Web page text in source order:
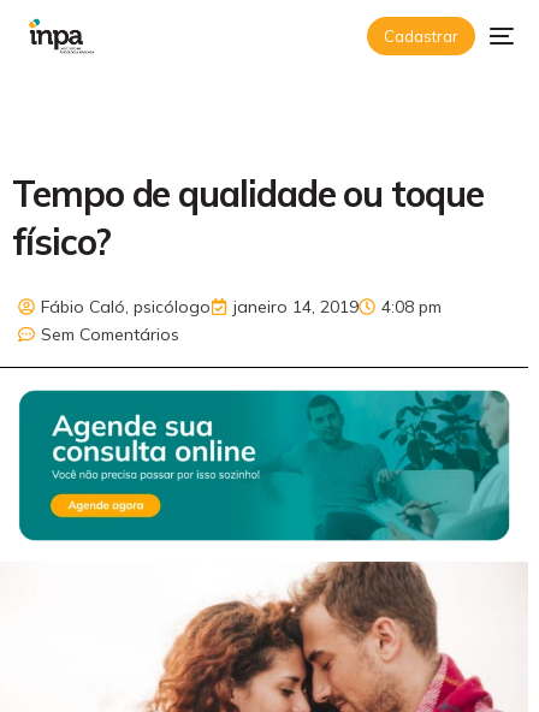
Cadastrar
Tempo de qualidade ou toque
físico?
Fábio Caló, psicólogo janeiro 14, 2019
4:08 pm
Sem Comentários